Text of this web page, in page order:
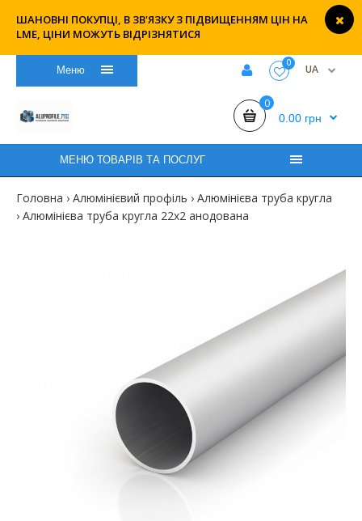
ШАНОВНІ ПОКУПЦІ, В ЗВ'ЯЗКУ З ПІДВИЩЕННЯМ ЦІН НА
LME, ЦІНИ МОЖУТЬ ВІДРІЗНЯТИСЯ
Меню
0 UA
0
0.00 грн
МЕНЮ ТОВАРІВ ТА ПОСЛУГ
Головна Алюмінієвий профіль
Алюмінієва труба кругла
Алюмінієва труба кругла 22х2 анодована